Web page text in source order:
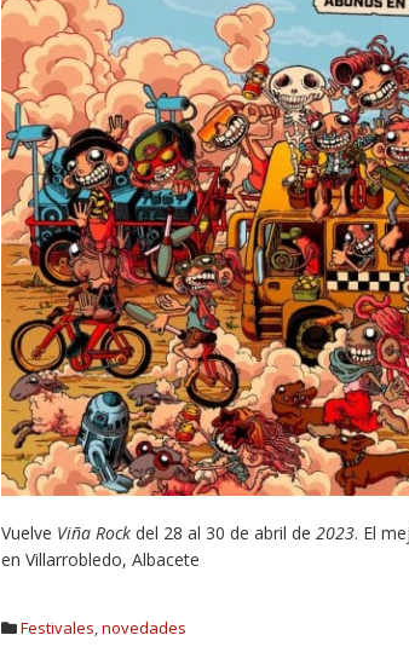
Vuelve Viña Rock del 28 al 30 de abril de2023. El
en Villarrobledo, Albacete
Festivales,novedades